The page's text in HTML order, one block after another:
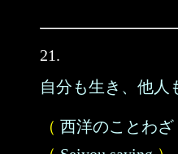
21.
自分も生き、他人
（ 西洋のことわざ